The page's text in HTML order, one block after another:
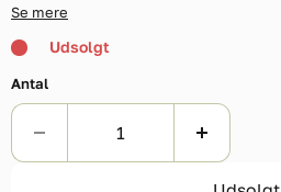
Se mere
Udsolgt
Antal